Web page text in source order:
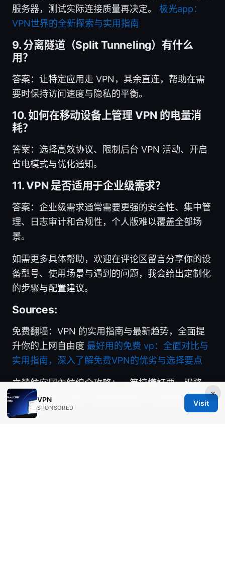
服务器，测试实际连接质量再决定。 极光app：
VPN世界的全新探索与实用指南
9. 分离隧道（Split Tunneling）有什么
用？
答案：让特定应用走 VPN，其余直连，帮助在需
要时保持访问速度与隐私的平衡。
10. 如何在移动设备上管理 VPN 的电量消
耗？
答案：选择高效协议、限制后台 VPN 活动、开启
省电模式与优化通知。
11. VPN 是否适用于企业级需求？
答案：企业级需求通常需要更强的安全性、集中管
理、日志审计和合规性，个人版难以覆盖全部场
景。
如需更多具体帮助，欢迎在评论区留言分享你的设
备型号、使用场景与遇到的问题，我会给出定制化
的步骤与配置建议。
Sources:
免费翻墙：VPN 的实用指南与最新趋势，全面提
升你的上网自由度 最好用的免费 vp：全面对比与
实用指南，深入了解免费VPN的优劣与选择要点
立榮航空國內航線全攻略：一篇搞懂訂票、服務、
航點與評價、票價、變更與里程、以及常見問題完
整指南
×
VPN
SPONSORED
Visit